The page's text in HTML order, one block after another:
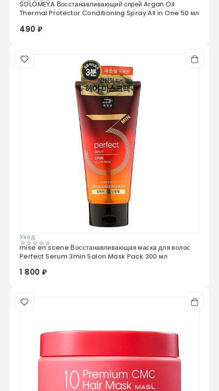
0 из 5
SOLOMEYA Восстанавливающий спрей Argan Oil
Thermal Protector Conditioning Spray All in One 50 мл
490 ₽
Уход
0 из 5
mise en scene Восстанавливающая маска для волос
Perfect Serum 3min Salon Mask Pack 300 мл
1 800 ₽